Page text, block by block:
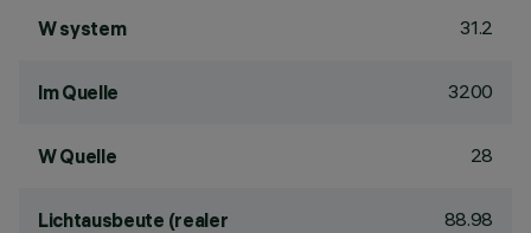
W system 31.2
lm Quelle 3200
W Quelle 28
Lichtausbeute (realer
88.98